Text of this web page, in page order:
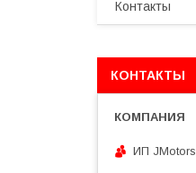
Контакты
КОНТАКТЫ
ИП JMotors